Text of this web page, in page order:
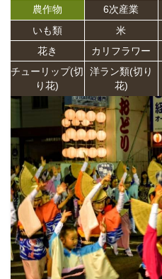
農作物
6次産業
いも類
米
花き
カリフラワー
チューリップ(切
り花)
洋ラン類(切り
花)